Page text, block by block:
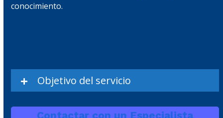
conocimiento.
Objetivo del servicio
Contactar con un Especialista